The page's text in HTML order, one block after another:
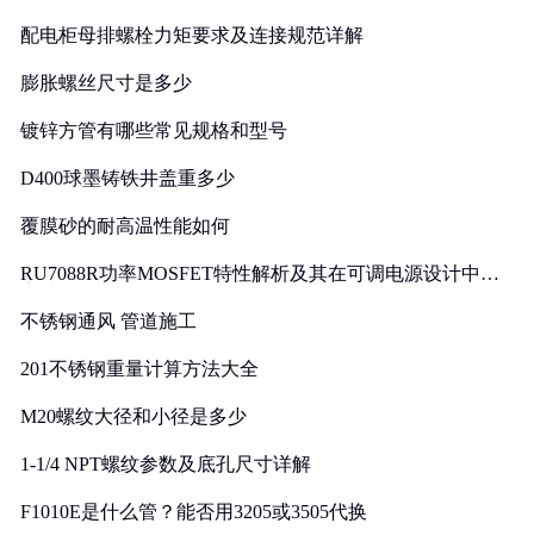
配电柜母排螺栓力矩要求及连接规范详解
膨胀螺丝尺寸是多少
镀锌方管有哪些常见规格和型号
D400球墨铸铁井盖重多少
覆膜砂的耐高温性能如何
RU7088R功率MOSFET特性解析及其在可调电源设计中的
不锈钢通风 管道施工
201不锈钢重量计算方法大全
M20螺纹大径和小径是多少
1-1/4 NPT螺纹参数及底孔尺寸详解
F1010E是什么管？能否用3205或3505代换